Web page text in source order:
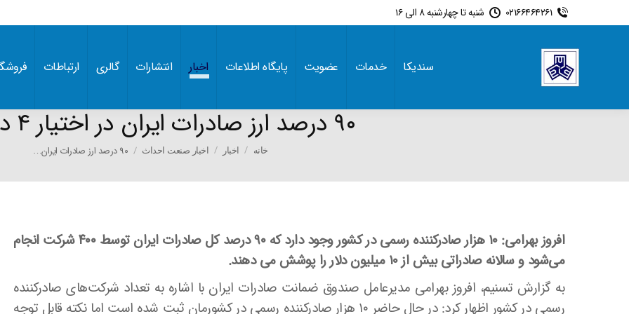
02166464261 شنبه تا چهارشنبه 8 الی 16
سندیکا خدمات عضویت پایگاه اطلاعات اخبار انتشارات گالری ارتباطات
۹۰ درصد ارز صادرات ایران در اختیار ۴ درصد
You are here:
خانه اخبار اخبار صنعت احداث ۹۰ درصد ارز صادرات ایران…
افروز بهرامی: ۱۰ هزار صادرکننده رسمی در کشور وجود دارد که ۹۰ درصد کل صادرات ایران توسط ۴۰۰ شرکت انجام
می‌شود و سالانه صادراتی بیش از ۱۰ میلیون دلار را پوشش می دهند.
به گزارش تسنیم، افروز بهرامی مدیرعامل صندوق ضمانت صادرات ایران با اشاره به تعداد شرکت‌های صادرکننده
رسمی در کشور اظهار کرد: در حال حاضر ۱۰ هزار صادرکننده رسمی در کشورمان ثبت شده است اما نکته قابل توجه